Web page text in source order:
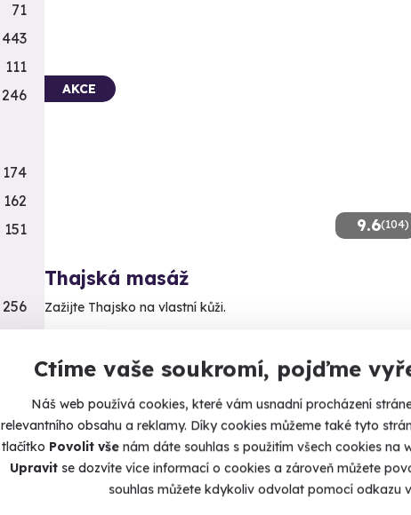
Ctíme vaše soukromí, pojďme
Náš web používá cookies, které vám usnadní procházení
relevantního obsahu a reklamy. Díky cookies můžeme také tyto
tlačítko Povolit vše nám dáte souhlas s použitím všech cookies na
Upravitse dozvíte více informací o cookies a zároveň můžete
souhlas můžete kdykoliv odvolat pomocí odkazu
9.6(104)
AKCE
Thajská masáž
Zažijte Thajsko na vlastní kůži.
1 650 Kč
71
443
111
246
174
162
151
256
453
551
294
450